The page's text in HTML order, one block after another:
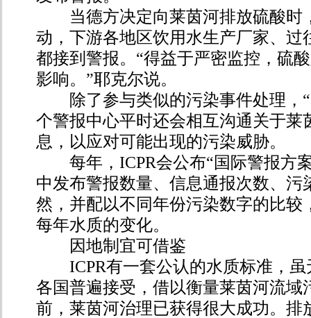
当德方决定向莱茵河排放硫酸时
动，下游各地区饮用水生产厂家、过
都接到警报。“得益于严密监控，硫
影响。”耶克尔说。
除了参与类似的污染事件处理，“
个警报中心平时还会相互沟通关于莱
息，以应对可能出现的污染威胁。
每年，ICPR会公布“国际警报方
中发布警报数量、信息通报次数、污
然，并配以不同年份污染数字的比较
每年水质的变化。
因地制宜可借鉴
ICPR有一套公认的水质标准，虽
各国普遍接受，借以衡量莱茵河流域
前，莱茵河治理已获得很大成功。排